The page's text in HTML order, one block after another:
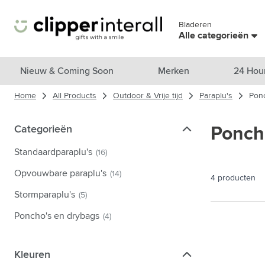
Sla menu over
Bladeren
Alle categorieën
Bekijk alle producten
Nieuw & Uitgelicht
Toon submenu voor Merken
Thema's
Drinkwaren
Toon submenu voor Drinkwaren
Tassen & Reizen
Koken & Wonen
Toon submenu voor
Nieuw & Coming Soon Merken 24
Home All Products Outdoor & Vrije tijd Paraplu's
Categorieën
Categorieën
Standaardparaplu's (16)
Opvouwbare paraplu's (14)
Stormparaplu's (5)
Poncho's en drybags (4)
Kleuren
Kleuren
4 producten